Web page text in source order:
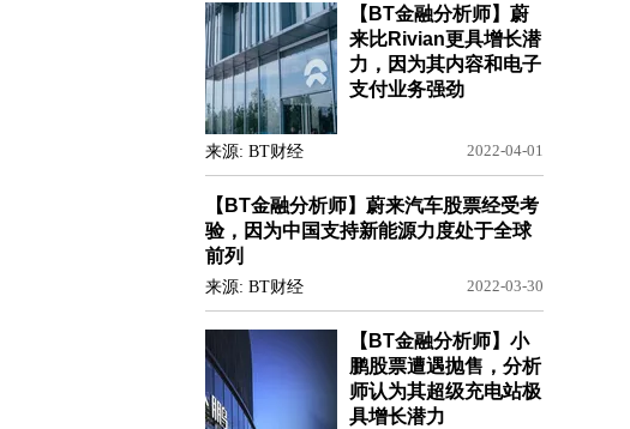
【BT金融分析师】蔚
来比Rivian更具增长潜
力，因为其内容和电子
支付业务强劲
来源: BT财经 2022-04-01
【BT金融分析师】蔚来汽车股票经受考
验，因为中国支持新能源力度处于全球
前列
来源: BT财经 2022-03-30
【BT金融分析师】小
鹏股票遭遇抛售，分析
师认为其超级充电站极
具增长潜力